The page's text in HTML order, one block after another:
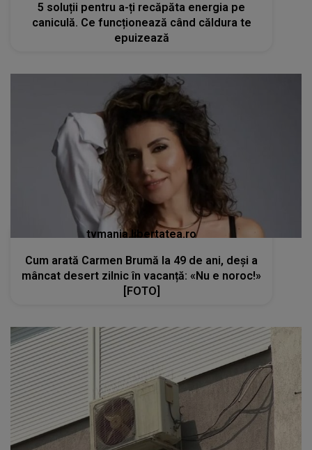
5 soluții pentru a-ți recăpăta energia pe
caniculă. Ce funcționează când căldura te
epuizează
tvmania.libertatea.ro
Cum arată Carmen Brumă la 49 de ani, deși a
mâncat desert zilnic în vacanță: «Nu e noroc!»
[FOTO]